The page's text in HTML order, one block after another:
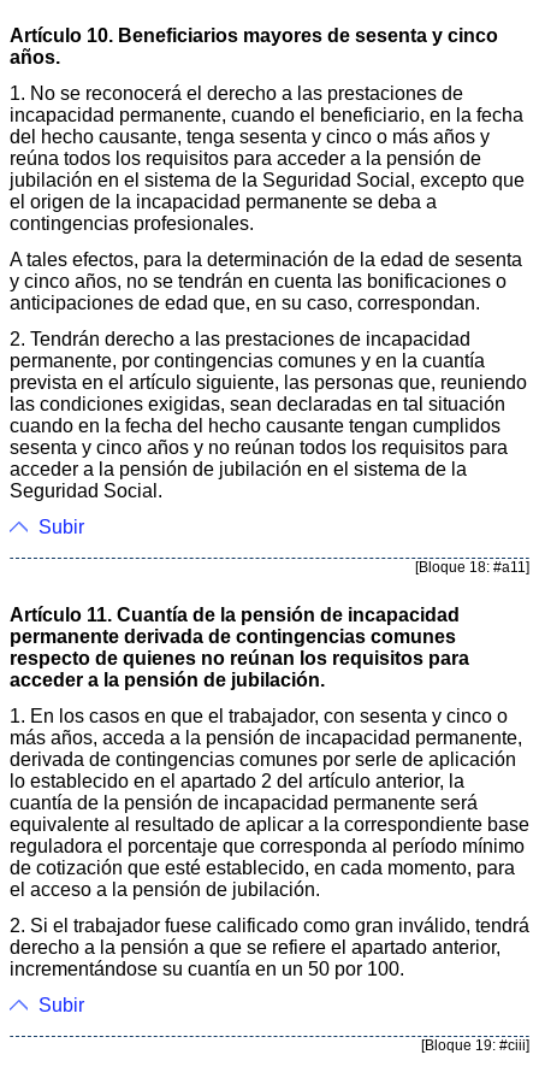
Artículo 10. Beneficiarios mayores de sesenta y cinco
años.
1. No se reconocerá el derecho a las prestaciones de
incapacidad permanente, cuando el beneficiario, en la fecha
del hecho causante, tenga sesenta y cinco o más años y
reúna todos los requisitos para acceder a la pensión de
jubilación en el sistema de la Seguridad Social, excepto que
el origen de la incapacidad permanente se deba a
contingencias profesionales.
A tales efectos, para la determinación de la edad de sesenta
y cinco años, no se tendrán en cuenta las bonificaciones o
anticipaciones de edad que, en su caso, correspondan.
2. Tendrán derecho a las prestaciones de incapacidad
permanente, por contingencias comunes y en la cuantía
prevista en el artículo siguiente, las personas que, reuniendo
las condiciones exigidas, sean declaradas en tal situación
cuando en la fecha del hecho causante tengan cumplidos
sesenta y cinco años y no reúnan todos los requisitos para
acceder a la pensión de jubilación en el sistema de la
Seguridad Social.
Subir
[Bloque 18: #a11]
Artículo 11. Cuantía de la pensión de incapacidad
permanente derivada de contingencias comunes
respecto de quienes no reúnan los requisitos para
acceder a la pensión de jubilación.
1. En los casos en que el trabajador, con sesenta y cinco o
más años, acceda a la pensión de incapacidad permanente,
derivada de contingencias comunes por serle de aplicación
lo establecido en el apartado 2 del artículo anterior, la
cuantía de la pensión de incapacidad permanente será
equivalente al resultado de aplicar a la correspondiente base
reguladora el porcentaje que corresponda al período mínimo
de cotización que esté establecido, en cada momento, para
el acceso a la pensión de jubilación.
2. Si el trabajador fuese calificado como gran inválido, tendrá
derecho a la pensión a que se refiere el apartado anterior,
incrementándose su cuantía en un 50 por 100.
Subir
[Bloque 19: #ciii]